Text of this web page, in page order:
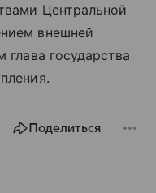
Центральной
внешней
государства
Поделиться